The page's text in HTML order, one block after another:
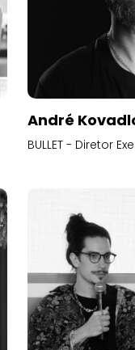
André
BULLET - Diretor